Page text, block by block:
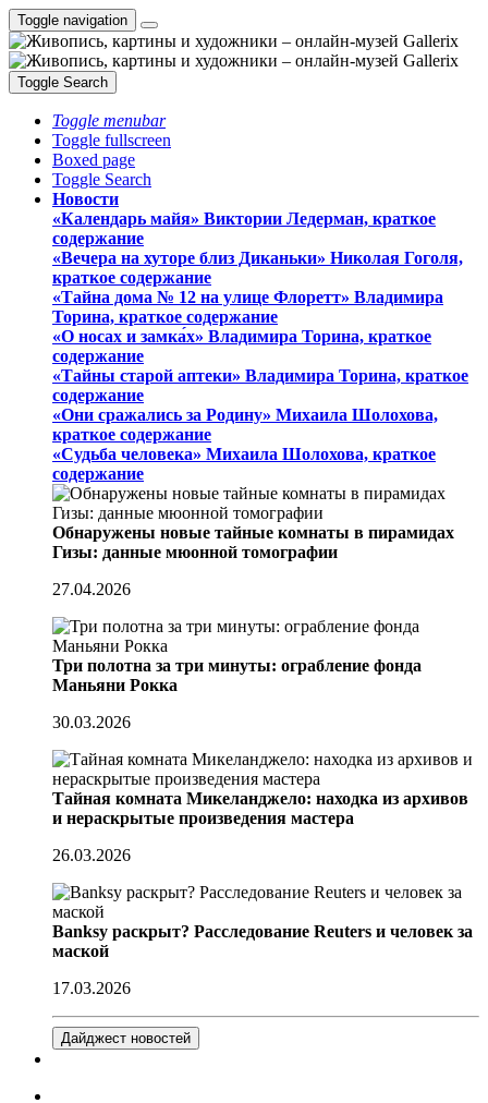
Toggle navigation
Toggle Search
Toggle menubar
Toggle fullscreen
Boxed page
Toggle Search
Новости
«Календарь майя» Виктории Ледерман, краткое
содержание
«Вечера на хуторе близ Диканьки» Николая Гоголя,
краткое содержание
«Тайна дома № 12 на улице Флоретт» Владимира
Торина, краткое содержание
«О носах и замка́х» Владимира Торина, краткое
содержание
«Тайны старой аптеки» Владимира Торина, краткое
содержание
«Они сражались за Родину» Михаила Шолохова,
краткое содержание
«Судьба человека» Михаила Шолохова, краткое
содержание
Обнаружены новые тайные комнаты в пирамидах
Гизы: данные мюонной томографии
27.04.2026
Три полотна за три минуты: ограбление фонда
Маньяни Рокка
30.03.2026
Тайная комната Микеланджело: находка из архивов
и нераскрытые произведения мастера
26.03.2026
Banksy раскрыт? Расследование Reuters и человек за
маской
17.03.2026
Дайджест новостей